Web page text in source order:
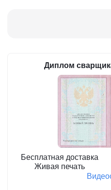
Диплом
Бесплатная доставка
Живая печать